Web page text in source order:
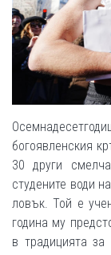
богоявленския
30 други
студените води
ловък. Той е
година му
в традицията